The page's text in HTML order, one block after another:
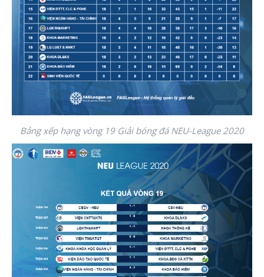
Bảng xếp hạng vòng 19 Giải bóng đá NEU-League 2020